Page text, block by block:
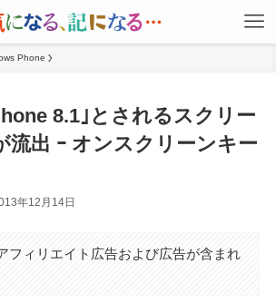
Phone
8.1｣とされるスクリー
流出 ｰ オンスクリーンキー
年12月14日
フィリエイト広告および広告が含まれ